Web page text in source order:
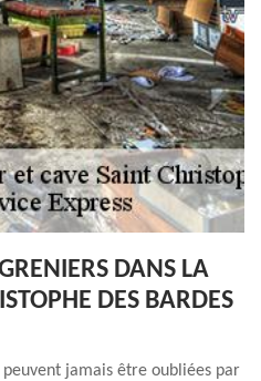
DANS LA
DES BARDES
jamais être oubliées par